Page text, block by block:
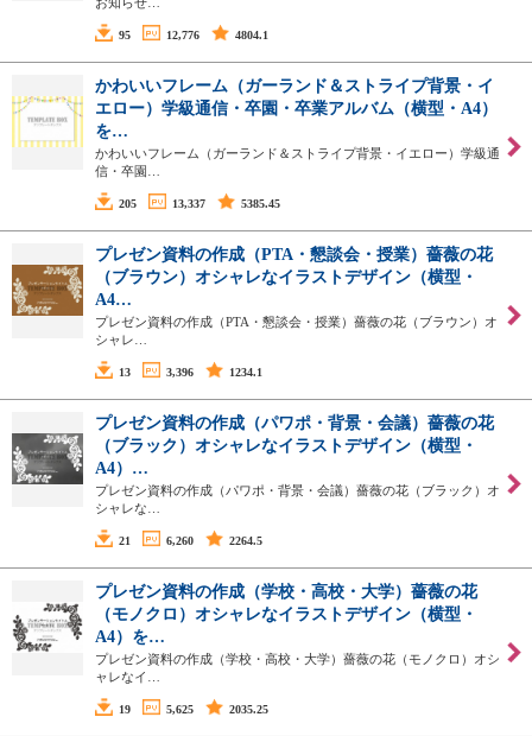
95 12,776 4804.1
かわいいフレーム（ガーランド＆ストライプ背景・イ
エロー）学級通信・卒園・卒業アルバム（横型・A4）
を…
かわいいフレーム（ガーランド＆ストライプ背景・イエロー）学級通
信・卒園…
205 13,337 5385.45
プレゼン資料の作成（PTA・懇談会・授業）薔薇の花
（ブラウン）オシャレなイラストデザイン（横型・
A4…
プレゼン資料の作成（PTA・懇談会・授業）薔薇の花（ブラウン）オ
シャレ…
13 3,396 1234.1
プレゼン資料の作成（パワポ・背景・会議）薔薇の花
（ブラック）オシャレなイラストデザイン（横型・
A4）…
プレゼン資料の作成（パワポ・背景・会議）薔薇の花（ブラック）オ
シャレな…
21 6,260 2264.5
プレゼン資料の作成（学校・高校・大学）薔薇の花
（モノクロ）オシャレなイラストデザイン（横型・
A4）を…
プレゼン資料の作成（学校・高校・大学）薔薇の花（モノクロ）オシ
ャレなイ…
19 5,625 2035.25